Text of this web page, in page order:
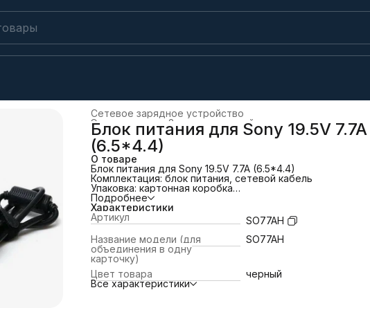
Сетевое зарядное устройство
Зарядные устройства и док-станции ›
Электроника
Главная ›
Блок питания для Sony 19.5V 7.7A
(6.5*4.4)
О товаре
Блок питания для Sony 19.5V 7.7A (6.5*4.4)
Комплектация: блок питания, сетевой кабель
Упаковка: картонная коробка
Совместимые партномера (P/n):
VGP-AC19V54.
Подходит к моноблокам:
VPC-L22S1R, VPC-L22Z1R, VGC-LM2ER, VGC-LM1ER.
Подходит к ноутбукам:
VPC-F22S1R, VPC-F23X1R, VPC-F21Z1R, VPC-F23S1R.
Подробнее
Характеристики
Артикул
SO77AH
Название модели (для
объединения в одну
карточку)
SO77AH
Цвет товара
черный
Все характеристики